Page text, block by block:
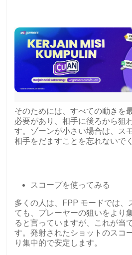
そのためには、すべての動きを
必要があり、相手に後ろから狙
す。ゾーンが小さい場合は、ス
相手をだますことを忘れないで
スコープを使ってみる
多くの人は、FPP モードでは、
ても、プレーヤーの狙いをより
ると言っていますが、これが当
す。発射されたショットのスコ
り集中的で安定します。